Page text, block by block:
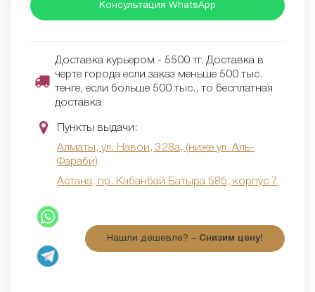
Консультация WhatsApp
Доставка курьером - 5500 тг. Доставка в
черте города если заказ меньше 500 тыс.
тенге, если больше 500 тыс., то бесплатная
доставка
Пункты выдачи:
Алматы, ул. Навои, 328а, (ниже ул. Аль-
Фараби)
Астана, пр. Кабанбай Батыра 58б, корпус 7
Нашли дешевле? – Снизим цену!